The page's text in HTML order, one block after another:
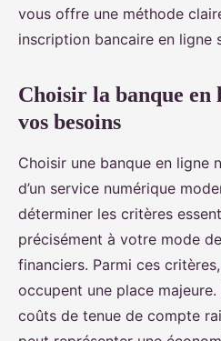
vous offre une méthode
inscription bancaire en ligne
Choisir la banque en
vos besoins
Choisir une banque en ligne
d’un service numérique
déterminer les critères
précisément à votre mode
financiers. Parmi ces
occupent une place
coûts de tenue de compte